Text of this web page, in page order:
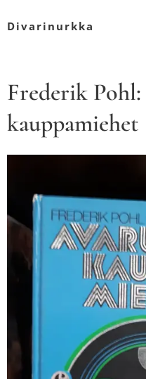
Divarinurkka
Frederik
kauppamiehet